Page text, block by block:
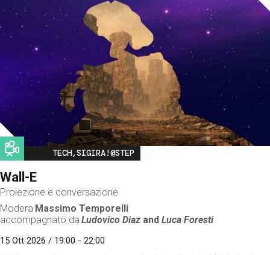
Image
TECH,SIGIRA!@STEP
Wall-E
Proiezione e conversazione
Modera Massimo Temporelli
accompagnato da Ludovico Diaz andLuca Foresti
15 Ott 2026 / 19:00 - 22:00